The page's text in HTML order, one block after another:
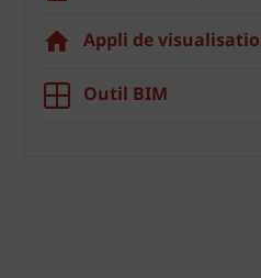
Appli de
Outil BIM